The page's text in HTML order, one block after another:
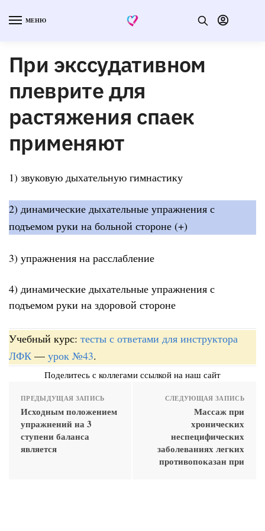
МЕНЮ
При экссудативном
плеврите для
растяжения спаек
применяют
1) звуковую дыхательную гимнастику
2) динамические дыхательные упражнения с
подъемом руки на больной стороне (+)
3) упражнения на расслабление
4) динамические дыхательные упражнения с
подъемом руки на здоровой стороне
Учебный курс: тесты с ответами для инструктора
ЛФК — урок №43.
Поделитесь с коллегами ссылкой на наш сайт
ПРЕДЫДУЩАЯ ЗАПИСЬ
Исходным положением
упражнений на 3
ступени баланса
является
СЛЕДУЮЩАЯ ЗАПИСЬ
Массаж при
хронических
неспецифических
заболеваниях легких
противопоказан при